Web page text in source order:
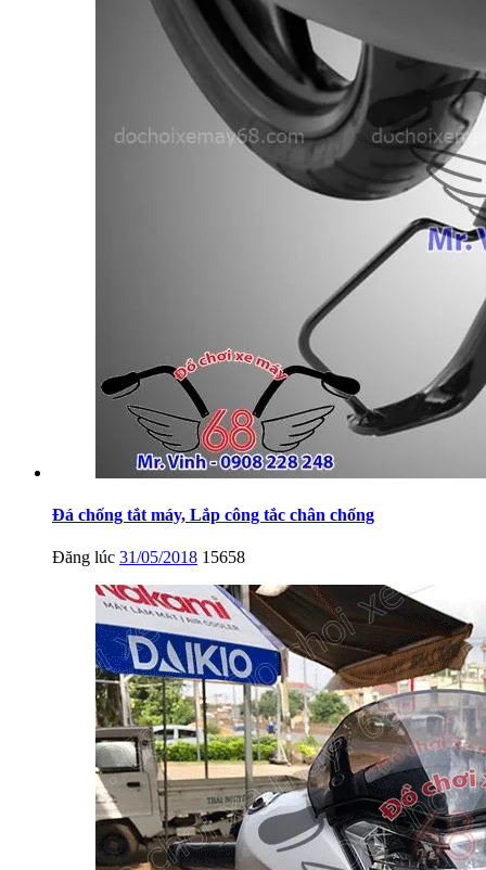
Đá chống tắt máy, Lắp công tắc chân chống
Đăng lúc 31/05/2018 15658